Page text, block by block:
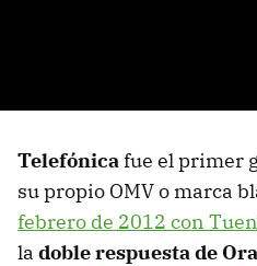
Telefónicafue el primer
su propio OMV o marca
febrero de 2012 con
la doble respuesta de